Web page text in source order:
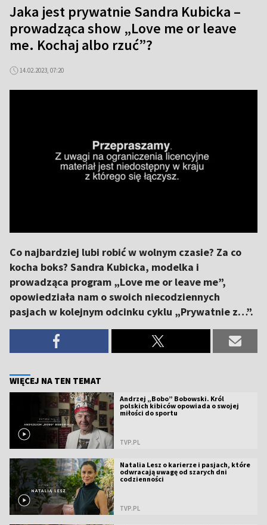
Jaka jest prywatnie Sandra Kubicka –
prowadząca show „Love me or leave
me. Kochaj albo rzuć”?
14.02.2023, 07:20
Co najbardziej lubi robić w wolnym czasie? Za co
kocha boks? Sandra Kubicka, modelka i
prowadząca program „Love me or leave me”,
opowiedziała nam o swoich niecodziennych
pasjach w kolejnym odcinku cyklu „Prywatnie z…”.
WIĘCEJ NA TEN TEMAT
Andrzej „Bobo” Bobowski. Król
polskich kibiców opowiada o swojej
miłości do sportu
TVP.PL
Natalia Lesz o karierze i pasjach, które
odwracają uwagę od szarych dni
codzienności
TVP.PL